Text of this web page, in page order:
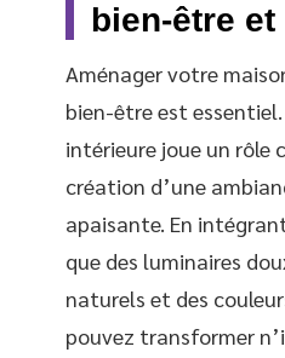
bien-être
Aménager votre
bien-être est
intérieure joue un rôle
création d’une
apaisante. En
que des luminaires
naturels et des
pouvez transformer